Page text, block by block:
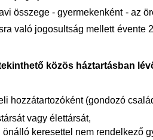
összege - gyermekenként - az
való jogosultság mellett évente
közös háztartásban
hozzátartozóként (gondozó
vagy élettársát,
keresettel nem rendelkező